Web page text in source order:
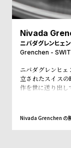
w
s
o
u
s
Nivada
ニバダグレンヒェン
Grenchen -
ニバダグレンヒ
立されたスイス
作を世に送り出し
も採用され、過
して世界的地位を
防水と高い防水
表。この勢いで
ショックの煽り
Nivada Grenchen の